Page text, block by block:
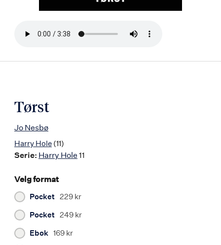
Bla
Tørst
Jo Nesbø
Harry Hole (11)
Serie: Harry Hole 11
Velg format
Pocket 229 kr
Pocket 249 kr
Ebok 169 kr